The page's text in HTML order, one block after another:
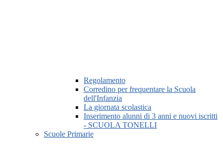
Regolamento
Corredino per frequentare la Scuola
dell'Infanzia
La giornata scolastica
Inserimento alunni di 3 anni e nuovi iscritti
- SCUOLA TONELLI
Scuole Primarie